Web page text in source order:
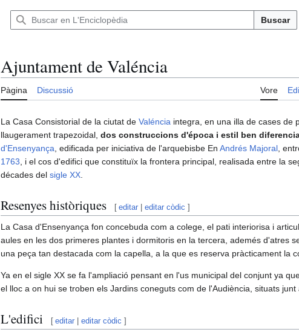
Buscar
Ajuntament de Valéncia
Pàgina Discussió Vore
La Casa Consistorial de la ciutat de Valéncia integra, en una illa de cases de
llaugerament trapezoidal, dos construccions d'época i estil ben
d'Ensenyança , edificada per iniciativa de l'arquebisbe En Andrés Majoral ,
1763 , i el cos d'edifici que constituïx la frontera principal, realisada entre la
décades del sigle XX
Resenyes històriques [ editar |editar còdic ]
La Casa d'Ensenyança fon concebuda com a colege, el pati interiorisa i
aules en les dos primeres plantes i dormitoris en la tercera, ademés d'atres
una peça tan destacada com la capella, a la que es reserva pràcticament la
Ya en el sigle XX se fa l'ampliació pensant en l'us municipal del conjunt ya
el lloc a on hui se troben els Jardins coneguts com de l'Audiència, situats junt
L'edifici [ editar |editar còdic ]